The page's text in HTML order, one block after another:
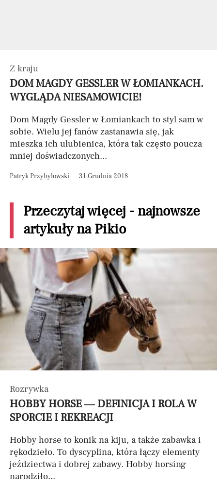
Z kraju
DOM MAGDY GESSLER W ŁOMIANKACH.
WYGLĄDA NIESAMOWICIE!
Dom Magdy Gessler w Łomiankach to styl sam w
sobie. Wielu jej fanów zastanawia się, jak
mieszka ich ulubienica, która tak często poucza
mniej doświadczonych...
Patryk Przybyłowski 31 Grudnia 2018
Przeczytaj więcej - najnowsze
artykuły na Pikio
Rozrywka
HOBBY HORSE — DEFINICJA I ROLA W
SPORCIE I REKREACJI
Hobby horse to konik na kiju, a także zabawka i
rękodzieło. To dyscyplina, która łączy elementy
jeździectwa i dobrej zabawy. Hobby horsing
narodziło...